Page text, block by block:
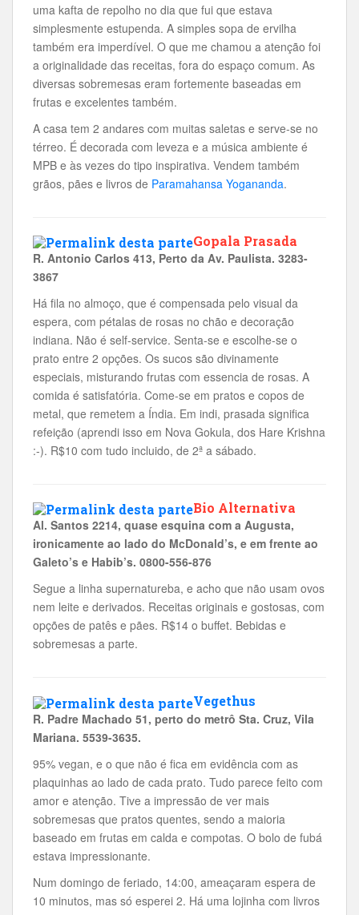
uma kafta de repolho no dia que fui que estava
simplesmente estupenda. A simples sopa de ervilha
também era imperdível. O que me chamou a atenção foi
a originalidade das receitas, fora do espaço comum. As
diversas sobremesas eram fortemente baseadas em
frutas e excelentes também.
A casa tem 2 andares com muitas saletas e serve-se no
térreo. É decorada com leveza e a música ambiente é
MPB e às vezes do tipo inspirativa. Vendem também
grãos, pães e livros de Paramahansa Yogananda.
Gopala Prasada
R. Antonio Carlos 413, Perto da Av. Paulista. 3283-
3867
Há fila no almoço, que é compensada pelo visual da
espera, com pétalas de rosas no chão e decoração
indiana. Não é self-service. Senta-se e escolhe-se o
prato entre 2 opções. Os sucos são divinamente
especiais, misturando frutas com essencia de rosas. A
comida é satisfatória. Come-se em pratos e copos de
metal, que remetem a Índia. Em indi, prasada significa
refeição (aprendi isso em Nova Gokula, dos Hare Krishna
:-). R$10 com tudo incluido, de 2ª a sábado.
Bio Alternativa
Al. Santos 2214, quase esquina com a Augusta,
ironicamente ao lado do McDonald’s, e em frente ao
Galeto’s e Habib’s. 0800-556-876
Segue a linha supernatureba, e acho que não usam ovos
nem leite e derivados. Receitas originais e gostosas, com
opções de patês e pães. R$14 o buffet. Bebidas e
sobremesas a parte.
Vegethus
R. Padre Machado 51, perto do metrô Sta. Cruz, Vila
Mariana. 5539-3635.
95% vegan, e o que não é fica em evidência com as
plaquinhas ao lado de cada prato. Tudo parece feito com
amor e atenção. Tive a impressão de ver mais
sobremesas que pratos quentes, sendo a maioria
baseado em frutas em calda e compotas. O bolo de fubá
estava impressionante.
Num domingo de feriado, 14:00, ameaçaram espera de
10 minutos, mas só esperei 2. Há uma lojinha com livros